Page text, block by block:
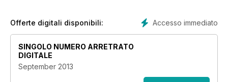
Accesso immediato
Offerte digitali disponibili:
SINGOLO NUMERO ARRETRATO
DIGITALE
September 2013